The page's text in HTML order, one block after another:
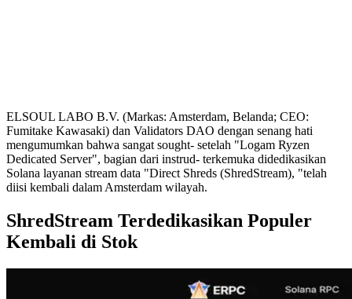
ELSOUL LABO B.V. (Markas: Amsterdam, Belanda; CEO:
Fumitake Kawasaki) dan Validators DAO dengan senang hati
mengumumkan bahwa sangat sought- setelah "Logam Ryzen
Dedicated Server", bagian dari instrud- terkemuka didedikasikan
Solana layanan stream data "Direct Shreds (ShredStream), "telah
diisi kembali dalam Amsterdam wilayah.
ShredStream Terdedikasikan Populer
Kembali di Stok